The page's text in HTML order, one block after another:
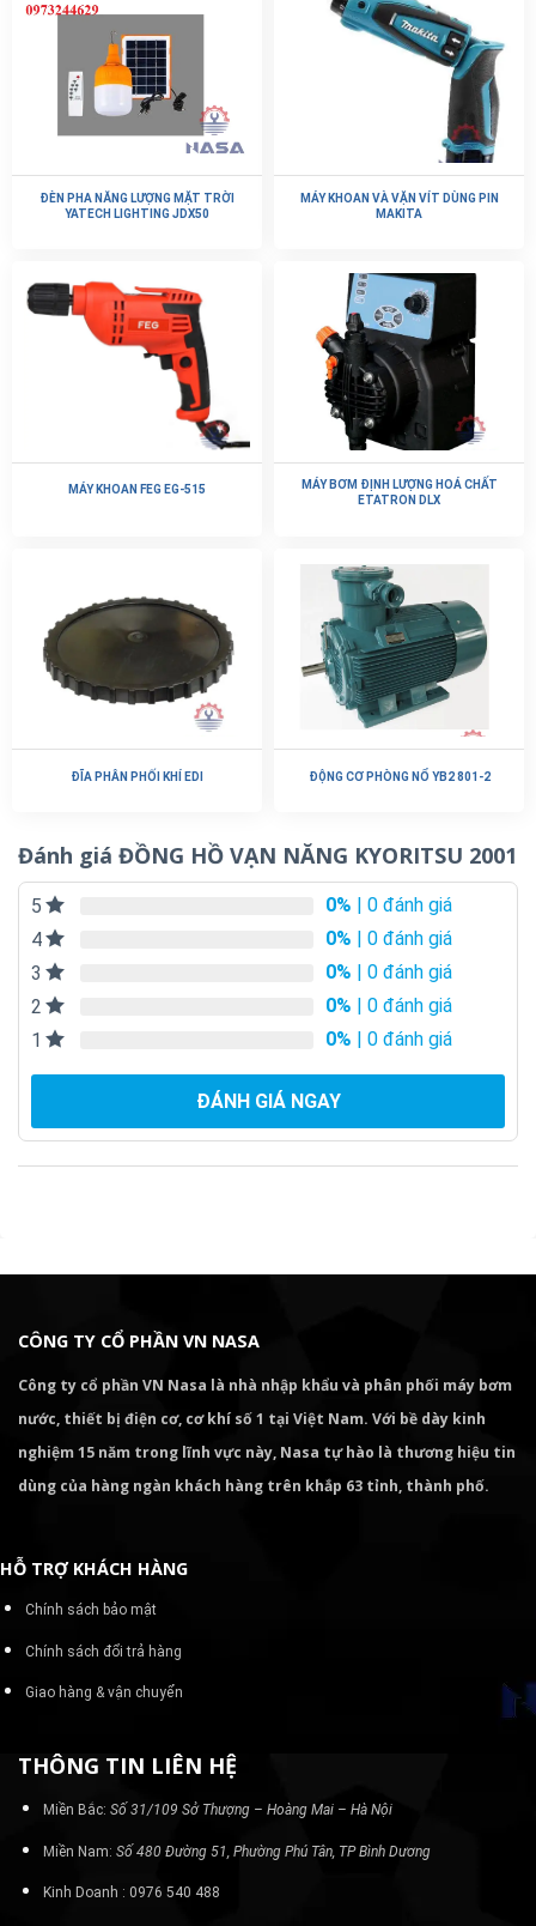
ĐÈN PHA NĂNG LƯỢNG MẶT TRỜI
YATECH LIGHTING JDX50
MÁY KHOAN VÀ VẶN VÍT DÙNG PIN
MAKITA
MÁY KHOAN FEG EG-515
MÁY BƠM ĐỊNH LƯỢNG HOÁ CHẤT
ETATRON DLX
ĐĨA PHÂN PHỐI KHÍ EDI ĐỘNG CƠ PHÒNG NỔ YB2 801-2
Đánh giá ĐỒNG HỒ VẠN NĂNG KYORITSU 2001
5 0% | 0 đánh giá
4
0% | 0 đánh giá
3
0% | 0 đánh giá
2
0% | 0 đánh giá
1
0% | 0 đánh giá
ĐÁNH GIÁ NGAY
CÔNG TY CỔ PHẦN VN NASA
Công ty cổ phần VN Nasa là nhà nhập khẩu và phân phối máy bơm
nước, thiết bị điện cơ, cơ khí số 1 tại Việt Nam. Với bề dày kinh
nghiệm 15 năm trong lĩnh vực này, Nasa tự hào là thương hiệu tin
dùng của hàng ngàn khách hàng trên khắp 63 tỉnh, thành phố.
HỖ TRỢ KHÁCH HÀNG
Chính sách bảo mật
Chính sách đổi trả hàng
Giao hàng & vận chuyển
THÔNG TIN LIÊN HỆ
Miền Bắc: Số 31/109 Sở Thượng – Hoàng Mai – Hà Nội
Miền Nam: Số 480 Đường 51, Phường Phú Tân, TP Bình Dương
Kinh Doanh : 0976 540 488